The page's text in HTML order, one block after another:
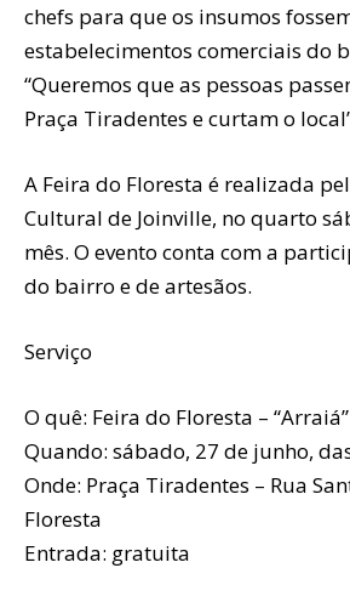
chefs para que os insumos
estabelecimentos comerciais do
“Queremos que as pessoas
Praça Tiradentes e curtam o
A Feira do Floresta é realizada
Cultural de Joinville, no quarto
mês. O evento conta com a
do bairro e de artesãos.
Serviço
O quê: Feira do Floresta – “Arraiá”
Quando: sábado, 27 de junho,
Onde: Praça Tiradentes – Rua
Floresta
Entrada: gratuita